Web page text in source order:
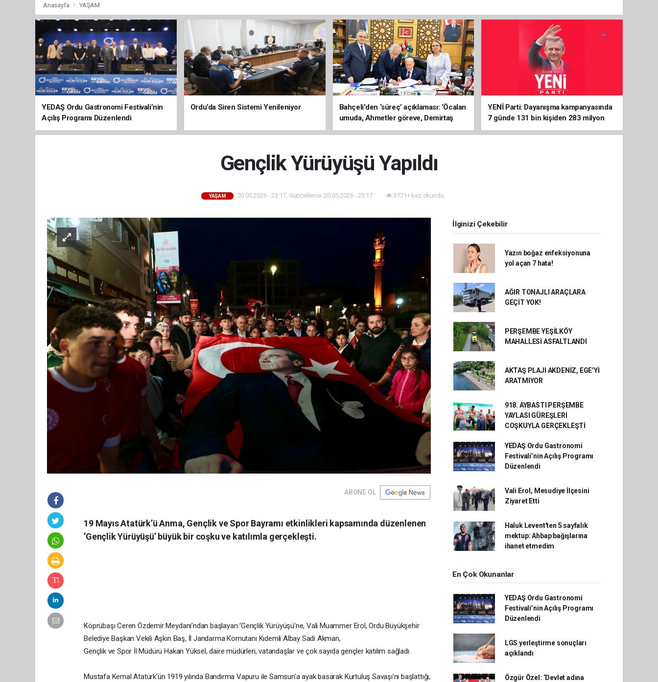
Anasayfa YAŞAM
YEDAŞ Ordu Gastronomi Festivali’nin
Açılış Programı Düzenlendi
Ordu’da Siren Sistemi Yenileniyor
Bahçeli'den ‘süreç’ açıklaması: ‘Öcalan
umuda, Ahmetler göreve, Demirtaş
evine dönmeli’
YENİ Parti: Dayanışma kampanyasında
7 günde 131 bin kişiden 283 milyon
liralık destek
Gençlik Yürüyüşü Yapıldı
YAŞAM 20.05.2026 - 23:17, Güncelleme: 20.05.2026 - 23:17 3771+ kez okundu.
ABONE OL
19 Mayıs Atatürk’ü Anma, Gençlik ve Spor Bayramı etkinlikleri kapsamında düzenlenen
’Gençlik Yürüyüşü’ büyük bir coşku ve katılımla gerçekleşti.
Köprübaşı Ceren Özdemir Meydanı’ndan başlayan ‘Gençlik Yürüyüşü’ne, Vali Muammer Erol, Ordu Büyükşehir
Belediye Başkan Vekili Aşkın Baş, İl Jandarma Komutanı Kıdemli Albay Sadi Akman,
Gençlik ve Spor İl Müdürü Hakan Yüksel, daire müdürleri, vatandaşlar ve çok sayıda gençler katılım sağladı.
Mustafa Kemal Atatürk’ün 1919 yılında Bandırma Vapuru ile Samsun'a ayak basarak Kurtuluş Savaşı'nı başlattığı,
İlginizi Çekebilir
Yazın boğaz enfeksiyonuna
yol açan 7 hata!
AĞIR TONAJLI ARAÇLARA
GEÇİT YOK!
PERŞEMBE YEŞİLKÖY
MAHALLESİ ASFALTLANDI
AKTAŞ PLAJI AKDENİZ, EGE’Yİ
ARATMIYOR
918. AYBASTI PERŞEMBE
YAYLASI GÜREŞLERİ
COŞKUYLA GERÇEKLEŞTİ
YEDAŞ Ordu Gastronomi
Festivali’nin Açılış Programı
Düzenlendi
Vali Erol, Mesudiye İlçesini
Ziyaret Etti
Haluk Levent'ten 5 sayfalık
mektup: Ahbap bağışlarına
ihanet etmedim
En Çok Okunanlar
YEDAŞ Ordu Gastronomi
Festivali’nin Açılış Programı
Düzenlendi
LGS yerleştirme sonuçları
açıklandı
Özgür Özel: ‘Devlet adına